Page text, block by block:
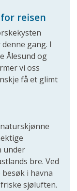
reisen
gang. I
Ålesund og
vi oss
få et glimt
under
bre. Ved
i havna
sjøluften.